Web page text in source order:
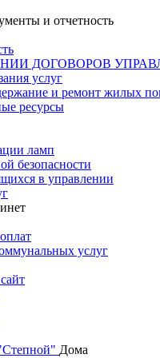
и отчетность
ДОГОВОРОВ
услуг
и ремонт жилых
ресурсы
ламп
безопасности
в управлении
услуг
Дома